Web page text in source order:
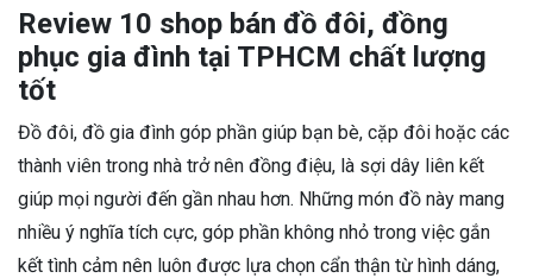
Review 10 shop bán đồ đôi, đồng
phục gia đình tại TPHCM chất lượng
tốt
Đồ đôi, đồ gia đình góp phần giúp bạn bè, cặp đôi hoặc các
thành viên trong nhà trở nên đồng điệu, là sợi dây liên kết
giúp mọi người đến gần nhau hơn. Những món đồ này mang
nhiều ý nghĩa tích cực, góp phần không nhỏ trong việc gắn
kết tình cảm nên luôn được lựa chọn cẩn thận từ hình dáng,